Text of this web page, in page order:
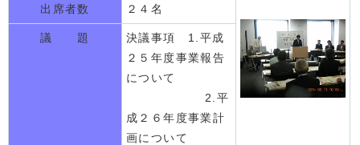
出席者数 ２４名
議 題
決議事項 1.平成
２５年度事業報告
について
2.平
成２６年度事業計
画について